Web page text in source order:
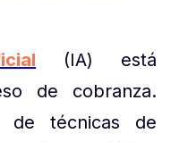
(IA) está
de cobranza.
de técnicas de